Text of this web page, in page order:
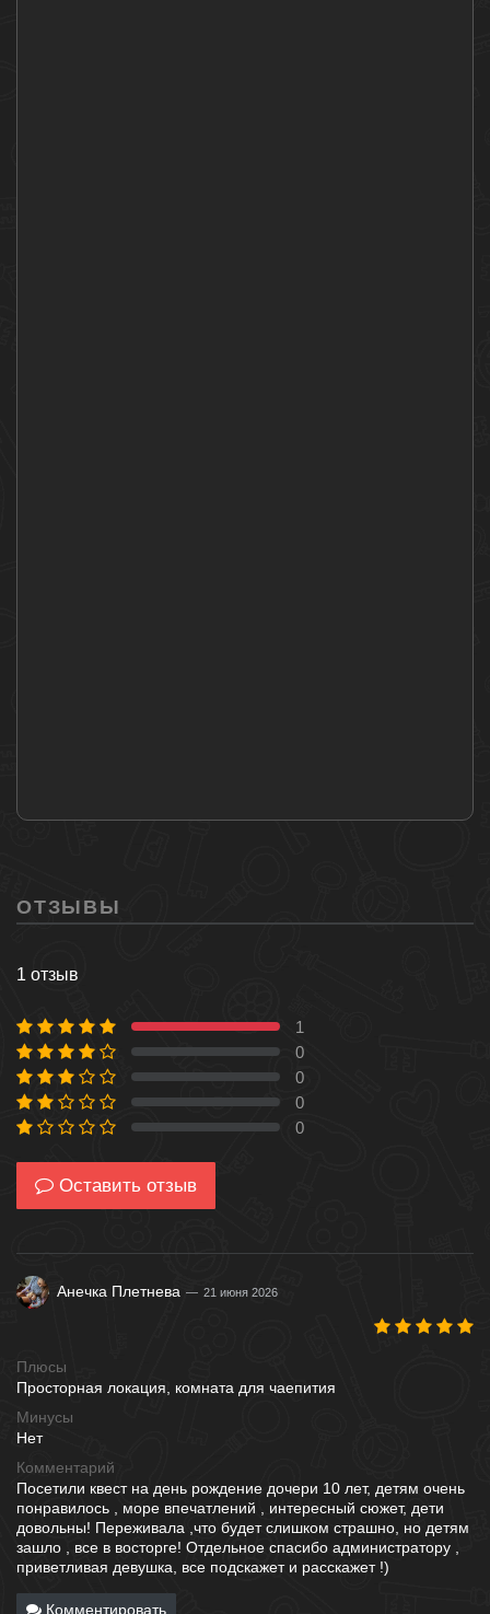
ОТЗЫВЫ
1 отзыв
100 % 1
0 % 0
0 % 0
0 % 0
0 % 0
Оставить отзыв
Анечка Плетнева 21 июня 2026
Плюсы
Просторная локация, комната для чаепития
Минусы
Нет
Комментарий
Посетили квест на день рождение дочери 10 лет, детям очень
понравилось , море впечатлений , интересный сюжет, дети
довольны! Переживала ,что будет слишком страшно, но детям
зашло , все в восторге! Отдельное спасибо администратору ,
приветливая девушка, все подскажет и расскажет !)
Комментировать